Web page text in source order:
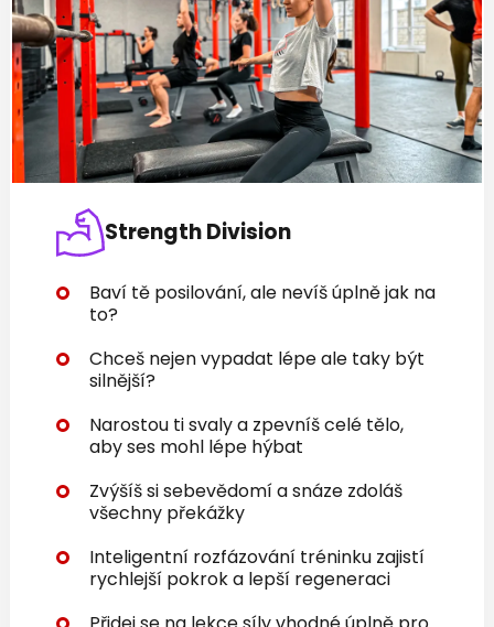
Strength Division
Baví tě posilování, ale nevíš úplně jak na
to?
Chceš nejen vypadat lépe ale taky být
silnější?
Narostou ti svaly a zpevníš celé tělo,
aby ses mohl lépe hýbat
Zvýšíš si sebevědomí a snáze zdoláš
všechny překážky
Inteligentní rozfázování tréninku zajistí
rychlejší pokrok a lepší regeneraci